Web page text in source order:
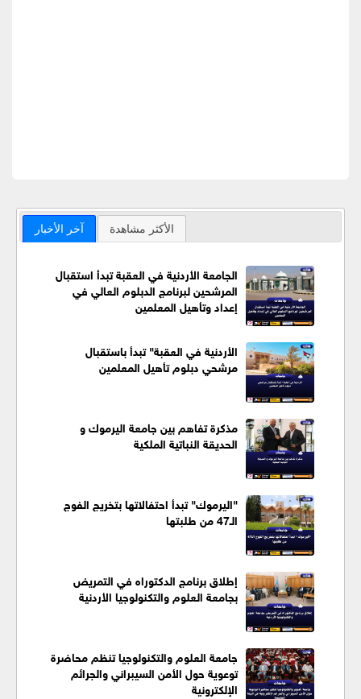
آخر الأخبار الأكثر مشاهدة
الجامعة الأردنية في العقبة تبدأ استقبال
المرشحين لبرنامج الدبلوم العالي في
إعداد وتأهيل المعلمين
الأردنية في العقبة" تبدأ باستقبال
مرشحي دبلوم تأهيل المعلمين
مذكرة تفاهم بين جامعة اليرموك و
الحديقة النباتية الملكية
"اليرموك" تبدأ احتفالاتها بتخريج الفوج
الـ47 من طلبتها
إطلاق برنامج الدكتوراه في التمريض
بجامعة العلوم والتكنولوجيا الأردنية
جامعة العلوم والتكنولوجيا تنظم محاضرة
توعوية حول الأمن السيبراني والجرائم
الإلكترونية